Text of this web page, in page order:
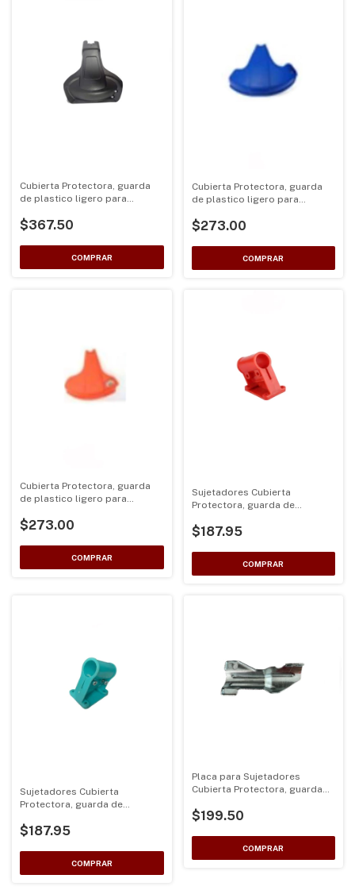
Cubierta Protectora, guarda
de plastico ligero para
25.4
$367.50
Cubierta Protectora, guarda
de plastico ligero para
25.4 azul
$273.00
Cubierta Protectora, guarda
de plastico ligero para
25.4 naranja
$273.00
Sujetadores Cubierta
Protectora, guarda de
desbrozadoras de eje 26 y
$187.95
Sujetadores Cubierta
Protectora, guarda de
desbrozadoras de eje 26 y
$187.95
Placa para Sujetadores
Cubierta Protectora, guarda
desbrozadoras de eje 26 y
$199.50